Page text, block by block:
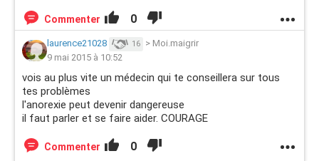
Commenter 0
laurence21028 16 > Moi.maigrir
9 mai 2015 à 10:52
vois au plus vite un médecin qui te conseillera sur tous
tes problèmes
l'anorexie peut devenir dangereuse
il faut parler et se faire aider. COURAGE
Commenter 0